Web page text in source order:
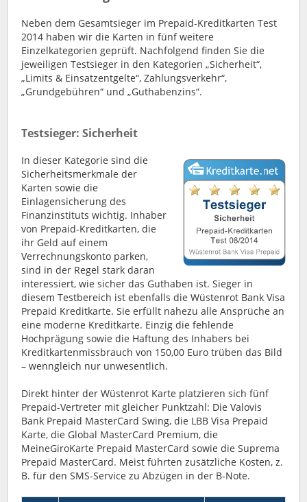
Neben dem Gesamtsieger im Prepaid-Kreditkarten Test
2014 haben wir die Karten in fünf weitere
Einzelkategorien geprüft. Nachfolgend finden Sie die
jeweiligen Testsieger in den Kategorien „Sicherheit“,
„Limits & Einsatzentgelte“, Zahlungsverkehr“,
„Grundgebühren“ und „Guthabenzins“.
Testsieger: Sicherheit
In dieser Kategorie sind die
Sicherheitsmerkmale der
Karten sowie die
Einlagensicherung des
Finanzinstituts wichtig. Inhaber
von Prepaid-Kreditkarten, die
ihr Geld auf einem
Verrechnungskonto parken,
sind in der Regel stark daran
interessiert, wie sicher das Guthaben ist. Sieger in
diesem Testbereich ist ebenfalls die Wüstenrot Bank Visa
Prepaid Kreditkarte. Sie erfüllt nahezu alle Ansprüche an
eine moderne Kreditkarte. Einzig die fehlende
Hochprägung sowie die Haftung des Inhabers bei
Kreditkartenmissbrauch von 150,00 Euro trüben das Bild
– wenngleich nur unwesentlich.
Direkt hinter der Wüstenrot Karte platzieren sich fünf
Prepaid-Vertreter mit gleicher Punktzahl: Die Valovis
Bank Prepaid MasterCard Swing, die LBB Visa Prepaid
Karte, die Global MasterCard Premium, die
MeineGiroKarte Prepaid MasterCard sowie die Suprema
Prepaid MasterCard. Meist führten zusätzliche Kosten, z.
B. für den SMS-Service zu Abzügen in der B-Note.